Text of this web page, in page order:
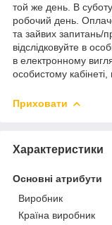
той же день. В
робочий день.
та зайвих запитань/
відслідковуйте в
в електронному
особистому
Приховати
Характеристики
Основні атрибути
Виробник
Країна виробник